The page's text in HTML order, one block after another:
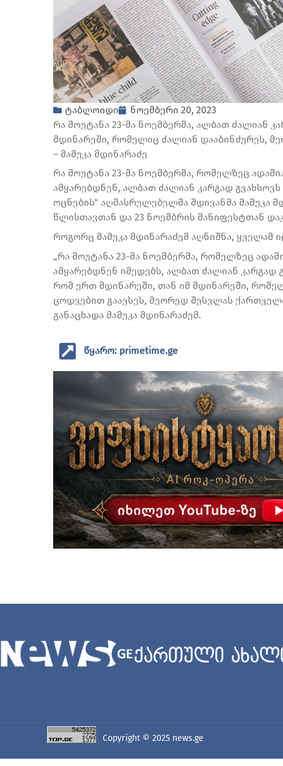
ტაბლოიდი
ნოემბერი 20, 2023
რა მოუტანა 23-მა ნოემბერმა, ალბათ ძალიან
მდინარეში, რომელიც ძალიან დააბინძურეს,
– მამუკა მდინარაძე
რა მოუტანა 23-მა ნოემბერმა, რომელზეც
ამყარებდნენ, ალბათ ძალიან კარგად
ოცნების“ აღმასრულებელმა მდივანმა მამუკა
წლისთავთან და 23 ნოემბრის მანიფესტთან
როგორც მამუკა მდინარაძემ აღნიშნა, ყველამ
„რა მოუტანა 23-მა ნოემბერმა, რომელზეც
ამყარებდნენ იმედებს, ალბათ ძალიან კარგად
რომ ერთ მდინარეში, თან იმ მდინარეში,
ცოდვებით გაავსეს, მეორედ შესვლას
განაცხადა მამუკა მდინარაძემ.
წყარო: primetime.ge
ქართული
Copyright © 2025 news.ge